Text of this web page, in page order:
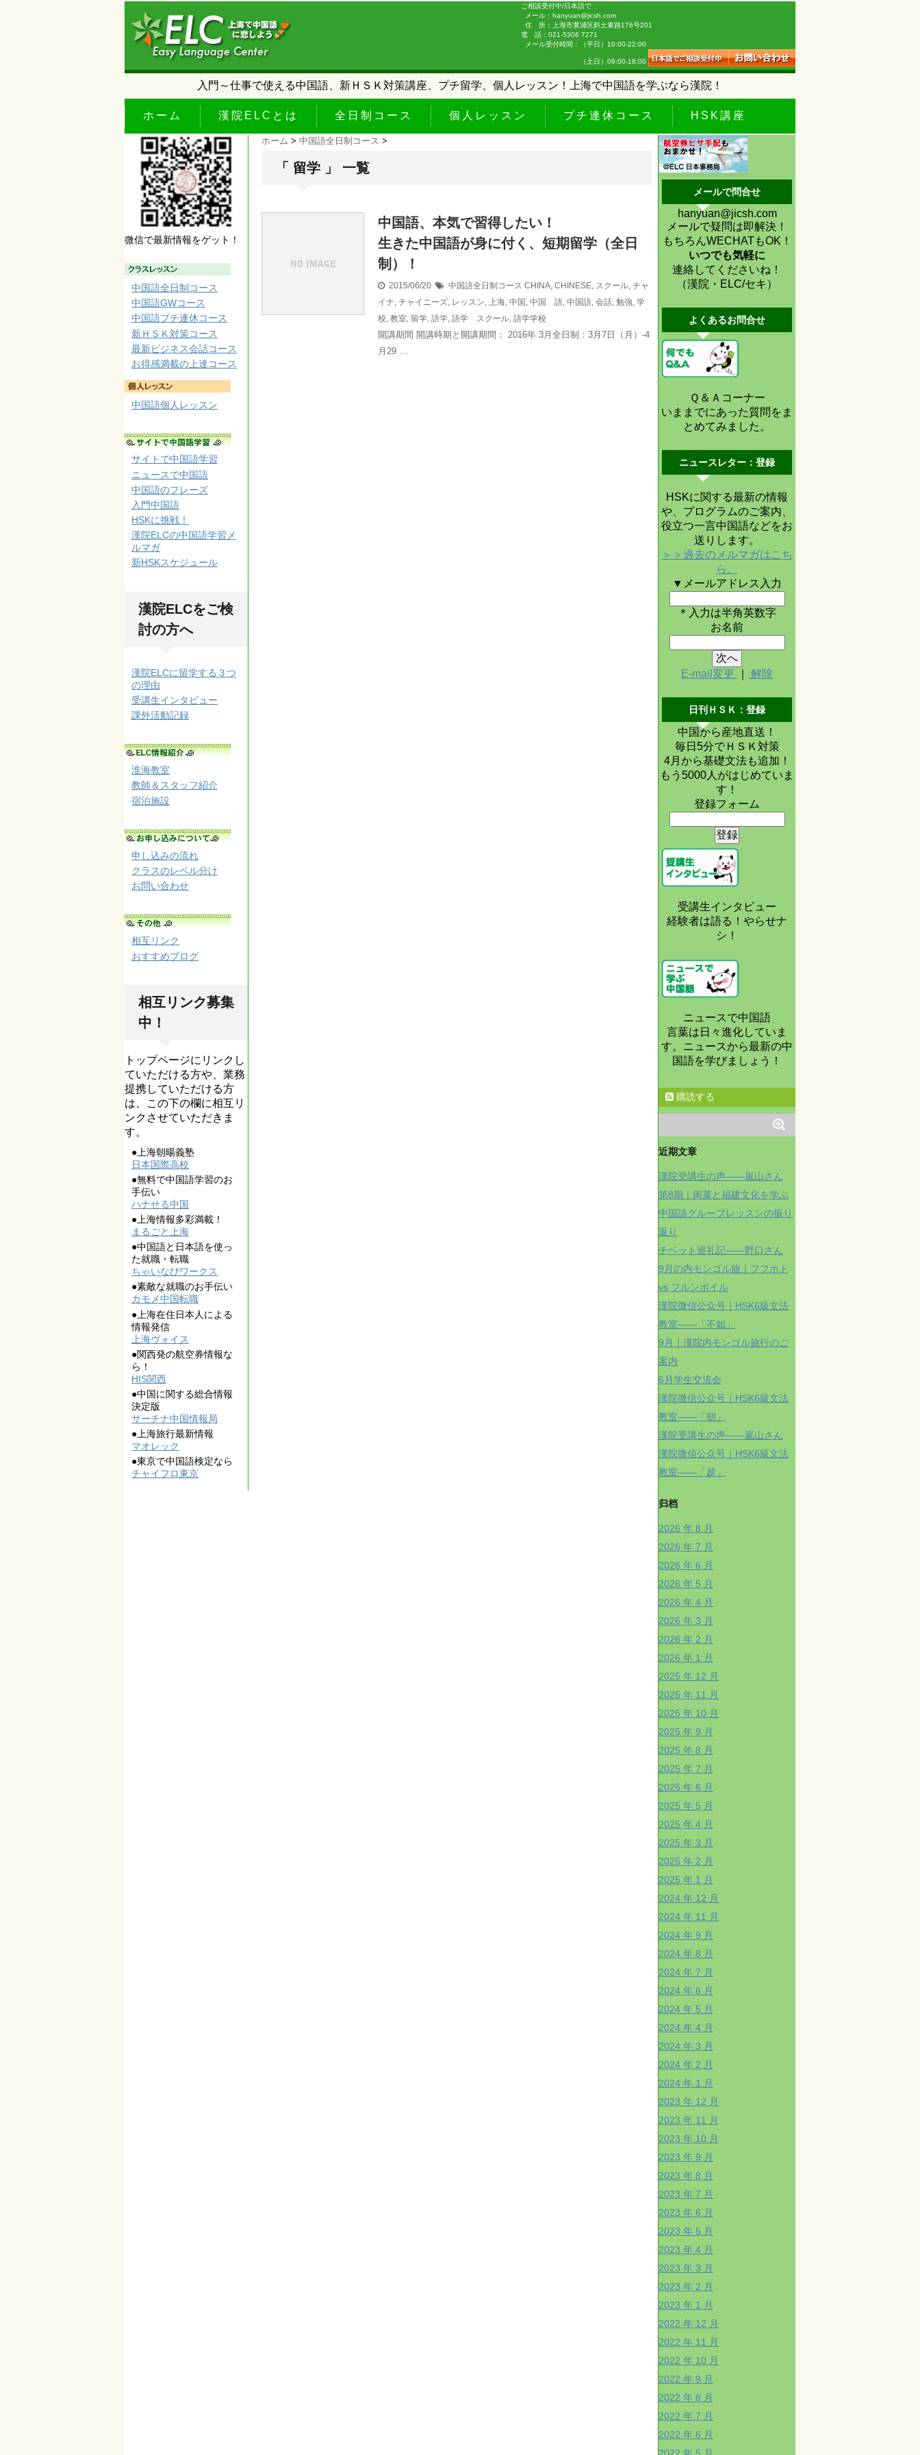
ご相談受付中/日本語で
メール：hanyuan@jicsh.com
住 所：上海市黄浦区斜土東路176号201
電 話：021-5306 7271
メール受付時間：（平日）10:00-22:00
（土日）09:00-18:00
入門～仕事で使える中国語、新ＨＳＫ対策講座、プチ留学、個人レッスン！上海で中国語を学ぶなら漢院！
ホーム 漢院ELCとは 全日制コース 個人レッスン プチ連休コース HSK講座
ホーム > 中国語全日制コース >
「 留学 」 一覧
中国語、本気で習得したい！
生きた中国語が身に付く、短期留学（全日
制）！
2015/06/20 中国語全日制コース CHINA, CHINESE, スクール, チャ
イナ, チャイニーズ, レッスン, 上海, 中国 , 中国 語, 中国語, 会話, 勉強, 学
校, 教室, 留学, 語学, 語学 スクール, 語学学校
開講期間 開講時期と開講期間： 2016年 3月全日制：3月7日（月）-4
月29 …
メールで問合せ
hanyuan@jicsh.com
メールで疑問は即解決！
もちろんWECHATもOK！
いつでも気軽に
連絡してくださいね！
（漢院・ELC/セキ）
よくあるお問合せ
Ｑ＆Ａコーナー
いままでにあった質問をま
とめてみました。
ニュースレター：登録
HSKに関する最新の情報
や、プログラムのご案内、
役立つ一言中国語などをお
送りします。
＞＞過去のメルマガはこち
ら。
▼メールアドレス入力
＊入力は半角英数字
お名前
E-mail変更 解除
日刊ＨＳＫ：登録
中国から産地直送！
毎日5分でＨＳＫ対策
4月から基礎文法も追加！
もう5000人がはじめていま
す！
登録フォーム
受講生インタビュー
経験者は語る！やらせナ
シ！
ニュースで中国語
言葉は日々進化していま
す。ニュースから最新の中
国語を学びましょう！
購読する
近期文章
漢院受講生の声——嵐山さん
第8期｜闽菜と福建文化を学ぶ
中国語グループレッスンの振り
返り
チベット巡礼記——野口さん
9月の内モンゴル旅｜フフホト
vs フルンボイル
漢院微信公众号｜HSK6級文法
教室——「不如」
9月｜漢院内モンゴル旅行のご
案内
6月学生交流会
漢院微信公众号｜HSK6級文法
教室——「朝」
漢院受講生の声——嵐山さん
漢院微信公众号｜HSK6級文法
教室——「趁」
归档
2026 年 8 月
2026 年 7 月
2026 年 6 月
2026 年 5 月
2026 年 4 月
2026 年 3 月
2026 年 2 月
2026 年 1 月
2025 年 12 月
2025 年 11 月
2025 年 10 月
2025 年 9 月
2025 年 8 月
2025 年 7 月
2025 年 6 月
2025 年 5 月
2025 年 4 月
2025 年 3 月
2025 年 2 月
2025 年 1 月
2024 年 12 月
2024 年 11 月
2024 年 9 月
2024 年 8 月
2024 年 7 月
2024 年 6 月
2024 年 5 月
2024 年 4 月
2024 年 3 月
2024 年 2 月
2024 年 1 月
2023 年 12 月
2023 年 11 月
2023 年 10 月
2023 年 9 月
2023 年 8 月
2023 年 7 月
2023 年 6 月
2023 年 5 月
2023 年 4 月
2023 年 3 月
2023 年 2 月
2023 年 1 月
2022 年 12 月
2022 年 11 月
2022 年 10 月
2022 年 9 月
2022 年 8 月
2022 年 7 月
2022 年 6 月
2022 年 5 月
微信で最新情報をゲット！
中国語全日制コース
中国語GWコース
中国語プチ連休コース
新ＨＳＫ対策コース
最新ビジネス会話コース
お得感満載の上達コース
中国語個人レッスン
サイトで中国語学習
ニュースで中国語
中国語のフレーズ
入門中国語
HSKに挑戦！
漢院ELCの中国語学習メ
ルマガ
新HSKスケジュール
漢院ELCをご検
討の方へ
漢院ELCに留学する３つ
の理由
受講生インタビュー
課外活動記録
淮海教室
教師＆スタッフ紹介
宿泊施設
申し込みの流れ
クラスのレベル分け
お問い合わせ
相互リンク
おすすめブログ
相互リンク募集
中！
トップページにリンクし
ていただける方や、業務
提携していただける方
は、この下の欄に相互リ
ンクさせていただきま
す。
●上海朝暘義塾
日本国際高校
●無料で中国語学習のお
手伝い
ハナせる中国
●上海情報多彩満載！
まるごと上海
●中国語と日本語を使っ
た就職・転職
ちゃいなびワークス
●素敵な就職のお手伝い
カモメ中国転職
●上海在住日本人による
情報発信
上海ヴォイス
●関西発の航空券情報な
ら！
HIS関西
●中国に関する総合情報
決定版
サーチナ中国情報局
●上海旅行最新情報
マオレック
●東京で中国語検定なら
チャイフロ東京